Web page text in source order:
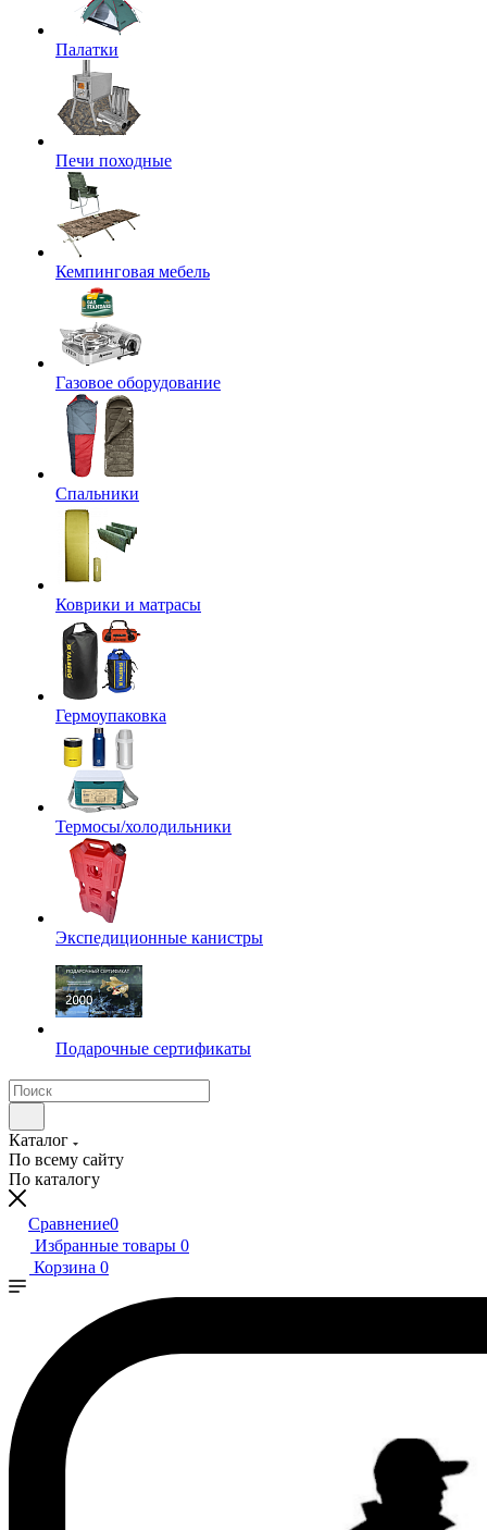
Палатки
Печи походные
Кемпинговая мебель
Газовое оборудование
Спальники
Коврики и матрасы
Гермоупаковка
Термосы/холодильники
Экспедиционные канистры
Подарочные сертификаты
Каталог
По всему сайту
По каталогу
Сравнение0
Избранные товары 0
Корзина 0